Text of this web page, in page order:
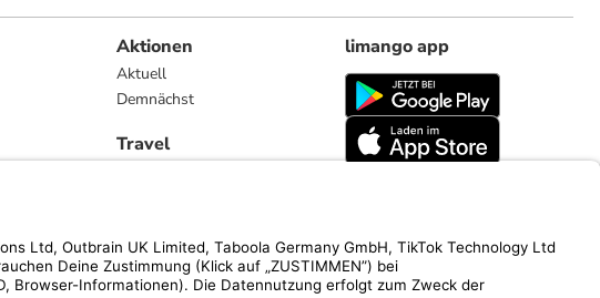
Aktionen
Aktuell
Demnächst
Travel
limango app